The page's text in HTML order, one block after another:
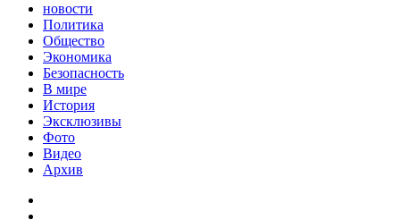
новости
Политика
Общество
Экономика
Безопасность
В мире
История
Эксклюзивы
Фото
Видео
Архив